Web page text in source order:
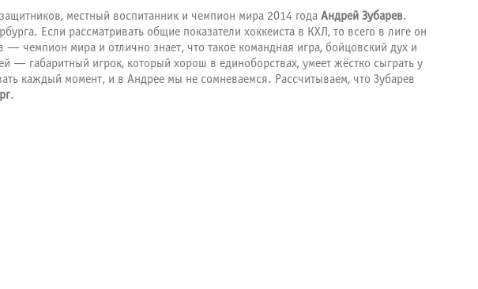
местный воспитанник и чемпион мира 2014 года Андрей Зубарев.
Если рассматривать общие показатели хоккеиста в КХЛ, то всего в лиге он
чемпион мира и отлично знает, что такое командная игра, бойцовский дух и
— габаритный игрок, который хорош в единоборствах, умеет жёстко сыграть у
каждый момент, и в Андрее мы не сомневаемся. Рассчитываем, что Зубарев
.